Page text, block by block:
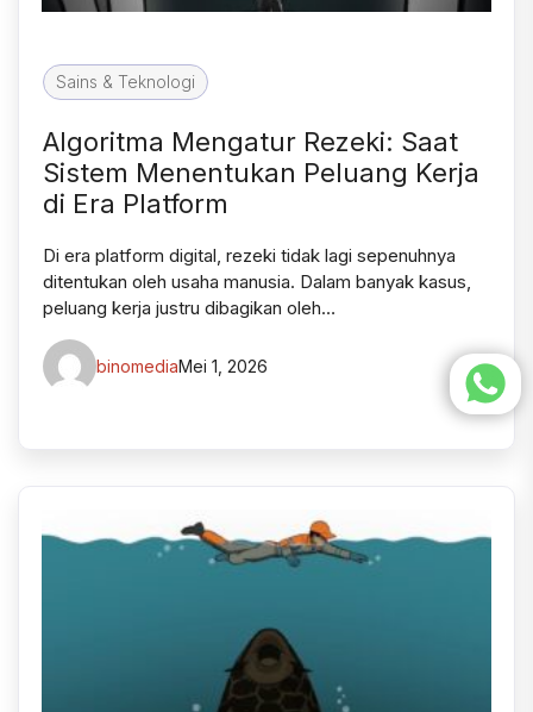
Sains & Teknologi
Algoritma Mengatur Rezeki: Saat
Sistem Menentukan Peluang Kerja
di Era Platform
Di era platform digital, rezeki tidak lagi sepenuhnya
ditentukan oleh usaha manusia. Dalam banyak kasus,
peluang kerja justru dibagikan oleh…
binomediaMei 1, 2026